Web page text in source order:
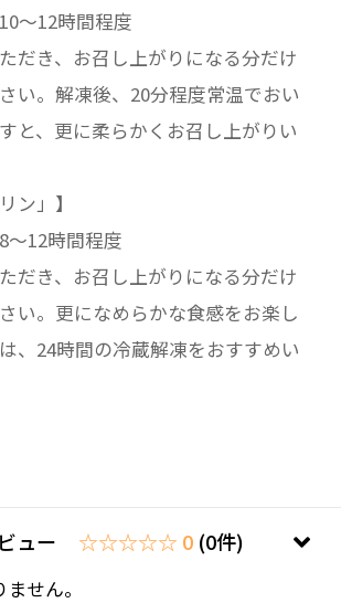
～12時間程度
だき、お召し上がりになる分だけ
い。解凍後、20分程度常温でおい
と、更に柔らかくお召し上がりい
ン」】
～12時間程度
だき、お召し上がりになる分だけ
い。更になめらかな食感をお楽し
、24時間の冷蔵解凍をおすすめい
ュー ☆☆☆☆☆ 0 (0件)
せん。